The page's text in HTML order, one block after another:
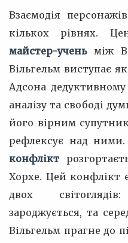
Взаємодія
кількох рівнях.
майстер-ученьміж
Вільгельм виступає
Адсона
аналізу та свободі
його вірним
рефлексує над
конфлікт
Хорхе. Цей конфлікт
двох
зароджується, та
Вільгельм прагне до